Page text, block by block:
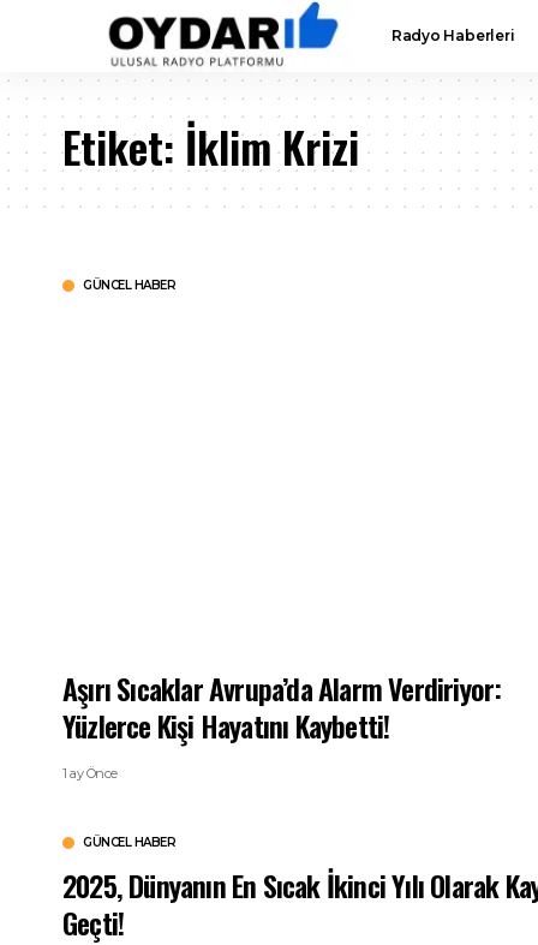
Radyo Haberleri
Etiket: İklim Krizi
GÜNCEL HABER
Aşırı Sıcaklar Avrupa’da Alarm Verdiriyor:
Yüzlerce Kişi Hayatını Kaybetti!
1 ay Önce
GÜNCEL HABER
2025, Dünyanın En Sıcak İkinci Yılı Olarak
Geçti!